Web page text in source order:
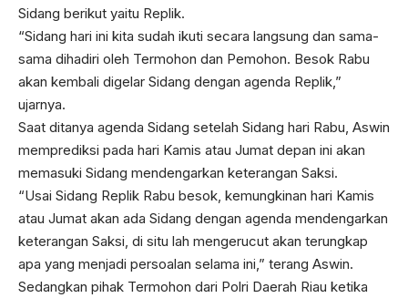
Sidang berikut yaitu Replik.
“Sidang hari ini kita sudah ikuti secara langsung dan sama-
sama dihadiri oleh Termohon dan Pemohon. Besok Rabu
akan kembali digelar Sidang dengan agenda Replik,”
ujarnya.
Saat ditanya agenda Sidang setelah Sidang hari Rabu, Aswin
memprediksi pada hari Kamis atau Jumat depan ini akan
memasuki Sidang mendengarkan keterangan Saksi.
“Usai Sidang Replik Rabu besok, kemungkinan hari Kamis
atau Jumat akan ada Sidang dengan agenda mendengarkan
keterangan Saksi, di situ lah mengerucut akan terungkap
apa yang menjadi persoalan selama ini,” terang Aswin.
Sedangkan pihak Termohon dari Polri Daerah Riau ketika